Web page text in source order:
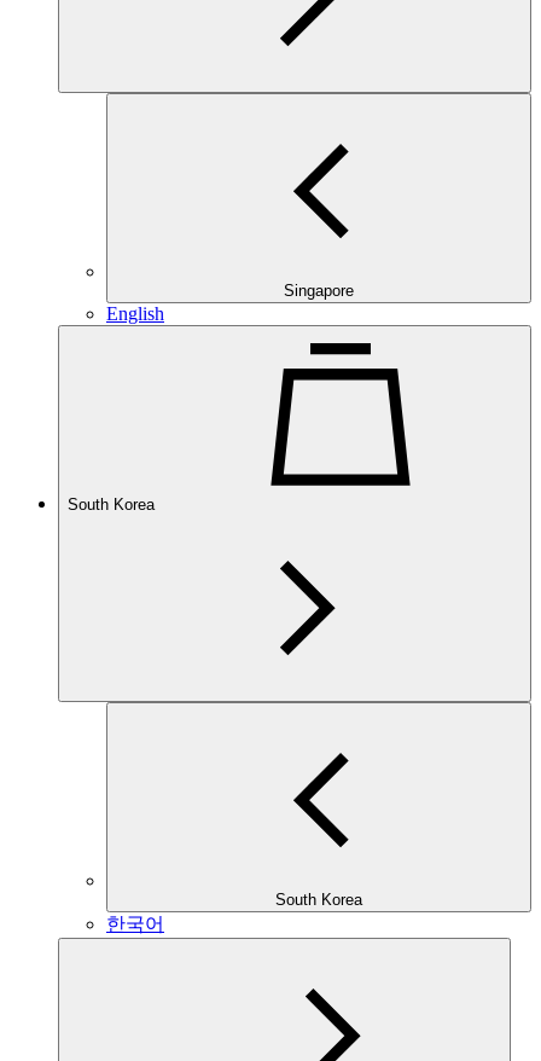
Singapore
English
South Korea
South Korea
한국어